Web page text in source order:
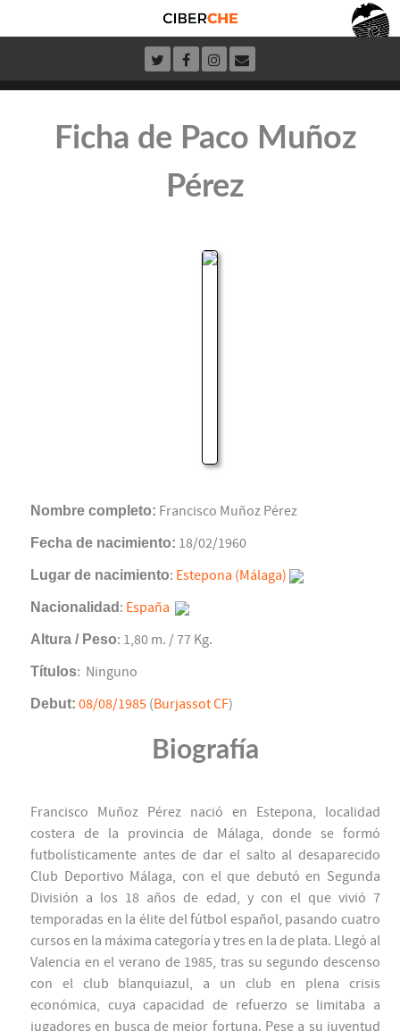
Ficha de Paco Muñoz
Pérez
Nombre completo: Francisco Muñoz Pérez
Fecha de nacimiento: 18/02/1960
Lugar de nacimiento: Estepona (Málaga)
Nacionalidad : España
Altura / Peso: 1,80 m. / 77 Kg.
Títulos: Ninguno
Debut: 08/08/1985 (Burjassot CF)
Biografía
Francisco Muñoz Pérez nació en Estepona, localidad
costera de la provincia de Málaga, donde se formó
futbolísticamente antes de dar el salto al desaparecido
Club Deportivo Málaga, con el que debutó en Segunda
División a los 18 años de edad, y con el que vivió 7
temporadas en la élite del fútbol español, pasando cuatro
cursos en la máxima categoría y tres en la de plata. Llegó al
Valencia en el verano de 1985, tras su segundo descenso
con el club blanquiazul, a un club en plena crisis
económica, cuya capacidad de refuerzo se limitaba a
jugadores en busca de mejor fortuna. Pese a su juventud